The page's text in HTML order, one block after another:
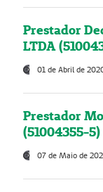
Prestador
LTDA
01 de Abril de
Prestador
(51004355-5)
07 de Maio de